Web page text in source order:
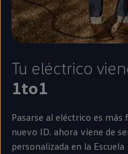
Tu eléctrico
1to1
Pasarse al eléctrico es más
nuevo ID. ahora viene de
personalizada en la Escuela